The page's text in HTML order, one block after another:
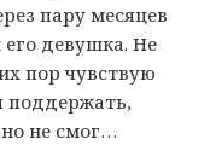
пару месяцев
девушка. Не
пор чувствую
поддержать,
не смог…